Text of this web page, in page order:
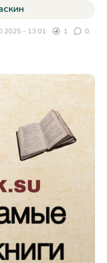
- 13:01 1 0